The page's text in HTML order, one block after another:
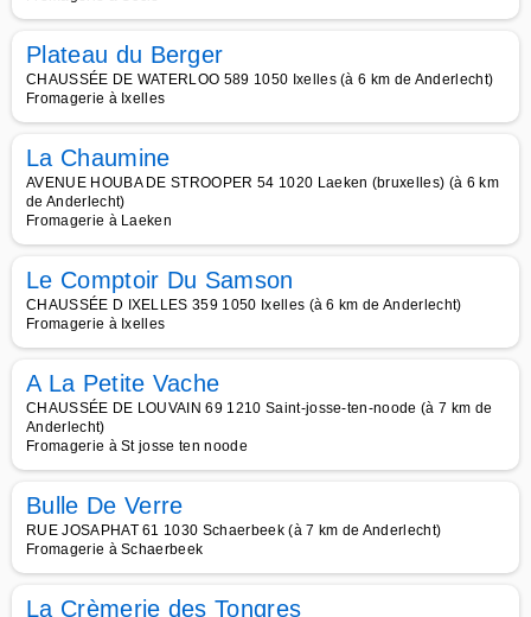
Plateau du Berger
CHAUSSÉE DE WATERLOO 589 1050 Ixelles (à 6 km de Anderlecht)
Fromagerie à Ixelles
La Chaumine
AVENUE HOUBA DE STROOPER 54 1020 Laeken (bruxelles) (à 6 km
de Anderlecht)
Fromagerie à Laeken
Le Comptoir Du Samson
CHAUSSÉE D IXELLES 359 1050 Ixelles (à 6 km de Anderlecht)
Fromagerie à Ixelles
A La Petite Vache
CHAUSSÉE DE LOUVAIN 69 1210 Saint-josse-ten-noode (à 7 km de
Anderlecht)
Fromagerie à St josse ten noode
Bulle De Verre
RUE JOSAPHAT 61 1030 Schaerbeek (à 7 km de Anderlecht)
Fromagerie à Schaerbeek
La Crèmerie des Tongres